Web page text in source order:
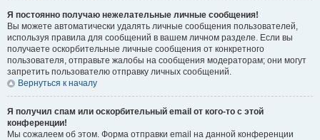
Я постоянно получаю нежелательные личные сообщения!
Вы можете автоматически удалять личные сообщения пользователей,
используя правила для сообщений в вашем личном разделе. Если вы
получаете оскорбительные личные сообщения от конкретного
пользователя, отправьте жалобы на сообщения модераторам; они могут
запретить пользователю отправку личных сообщений.
Вернуться к началу
Я получил спам или оскорбительный email от кого-то с этой
конференции!
Мы сожалеем об этом. Форма отправки email на данной конференции